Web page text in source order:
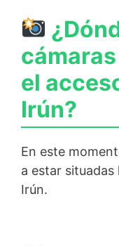
el
Irún?
En este
a estar situadas
Irún.